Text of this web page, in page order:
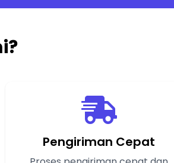
Pengiriman Cepat